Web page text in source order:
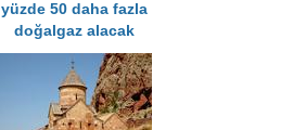
yüzde 50 daha fazla
doğalgaz alacak